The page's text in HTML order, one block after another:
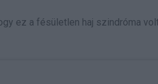
ez a fésületlen haj szindróma